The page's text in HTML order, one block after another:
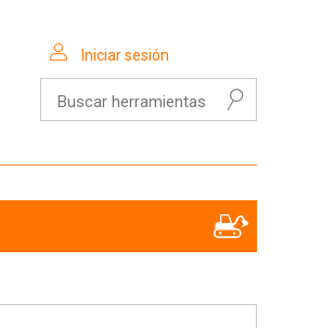
Iniciar sesión